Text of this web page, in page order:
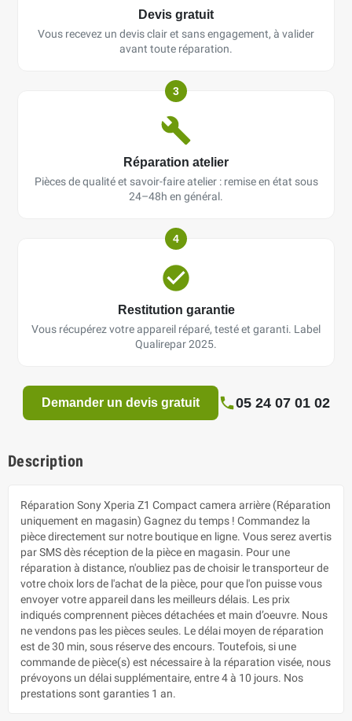
Devis gratuit
Vous recevez un devis clair et sans engagement, à valider
avant toute réparation.
3
Réparation atelier
Pièces de qualité et savoir-faire atelier : remise en état sous
24–48h en général.
4
Restitution garantie
Vous récupérez votre appareil réparé, testé et garanti. Label
Qualirepar 2025.
Demander un devis gratuit 05 24 07 01 02
Description
Réparation Sony Xperia Z1 Compact camera arrière (Réparation
uniquement en magasin) Gagnez du temps ! Commandez la
pièce directement sur notre boutique en ligne. Vous serez avertis
par SMS dès réception de la pièce en magasin. Pour une
réparation à distance, n'oubliez pas de choisir le transporteur de
votre choix lors de l'achat de la pièce, pour que l'on puisse vous
envoyer votre appareil dans les meilleurs délais. Les prix
indiqués comprennent pièces détachées et main d’oeuvre. Nous
ne vendons pas les pièces seules. Le délai moyen de réparation
est de 30 min, sous réserve des encours. Toutefois, si une
commande de pièce(s) est nécessaire à la réparation visée, nous
prévoyons un délai supplémentaire, entre 4 à 10 jours. Nos
prestations sont garanties 1 an.